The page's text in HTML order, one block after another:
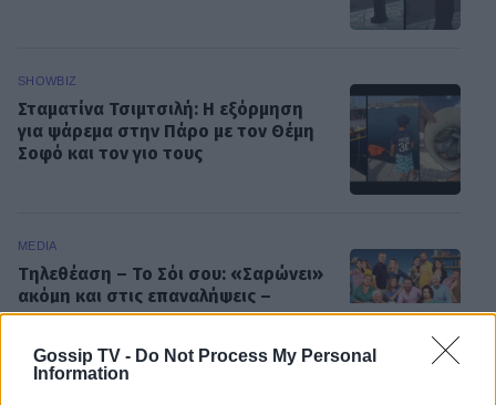
Gossip TV - Do Not Process My Personal
Information
SHOWBIZ
Σταματίνα Τσιμτσιλή: Η εξόρμηση
για ψάρεμα στην Πάρο με τον Θέμη
Σοφό και τον γιο τους
MEDIA
Τηλεθέαση – Το Σόι σου: «Σαρώνει»
ακόμη και στις επαναλήψεις –
Αντίστροφη μέτρηση για τον νέο